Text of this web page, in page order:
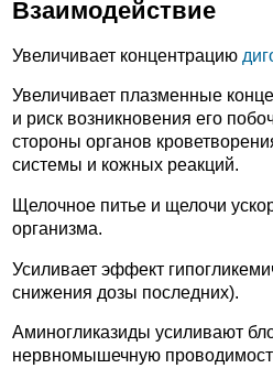
Взаимодействие
Увеличивает концентрацию
Увеличивает плазменные
и риск возникновения его
стороны органов
системы и кожных реакций.
Щелочное питье и щелочи
организма.
Усиливает эффект
снижения дозы последних).
Аминогликазиды усиливают
нервномышечную